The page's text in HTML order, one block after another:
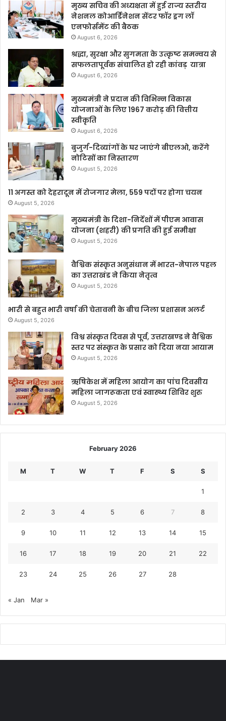
मुख्य सचिव की अध्यक्षता में हुई राज्य स्तरीय
नेशनल कोआर्डिनेशन सेंटर फॉर ड्रग लॉ
एनफोर्समेंट की बैठक
August 6, 2026
श्रद्धा, सुरक्षा और सुगमता के उत्कृष्ट समन्वय से
सफलतापूर्वक संचालित हो रही कांवड़ यात्रा
August 6, 2026
मुख्यमंत्री ने प्रदान की विभिन्न विकास
योजनाओं के लिए 1967 करोड़ की वित्तीय
स्वीकृति
August 6, 2026
बुजुर्ग-दिव्यांगों के घर जाएंगे बीएलओ, करेंगे
नोटिसों का निस्तारण
August 5, 2026
11 अगस्त को देहरादून में रोजगार मेला, 559 पदों पर होगा चयन
August 5, 2026
मुख्यमंत्री के दिशा-निर्देशों में पीएम आवास
योजना (शहरी) की प्रगति की हुई समीक्षा
August 5, 2026
वैश्विक संस्कृत अनुसंधान में भारत-नेपाल पहल
का उत्तराखंड ने किया नेतृत्व
August 5, 2026
भारी से बहुत भारी वर्षा की चेतावनी के बीच जिला प्रशासन अलर्ट
August 5, 2026
विश्व संस्कृत दिवस से पूर्व, उत्तराखण्ड ने वैश्विक
स्तर पर संस्कृत के प्रसार को दिया नया आयाम
August 5, 2026
ऋषिकेश में महिला आयोग का पांच दिवसीय
महिला जागरूकता एवं स्वास्थ्य शिविर शुरु
August 5, 2026
February 2026
M T W T F S S
1
2 3 4 5 6 7 8
9 10 11 12 13 14 15
16 17 18 19 20 21 22
23 24 25 26 27 28
« Jan Mar »